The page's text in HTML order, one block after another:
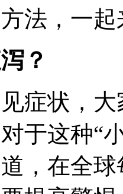
法，一
？
症状，
于这种“
，在全